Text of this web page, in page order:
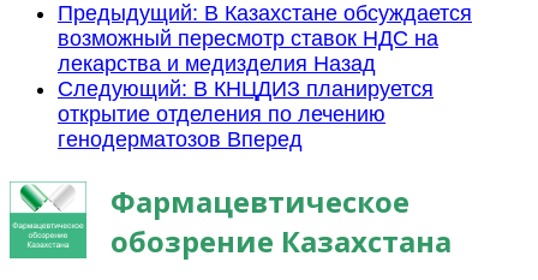
Предыдущий: В Казахстане обсуждается
возможный пересмотр ставок НДС на
лекарства и медизделия Назад
Следующий: В КНЦДИЗ планируется
открытие отделения по лечению
генодерматозов Вперед
Фармацевтическое
обозрение Казахстана